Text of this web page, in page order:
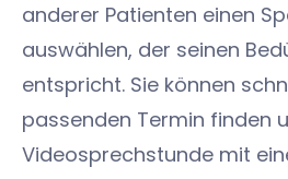
anderer Patienten einen
auswählen, der seinen
entspricht. Sie können
passenden Termin finden
Videosprechstunde mit